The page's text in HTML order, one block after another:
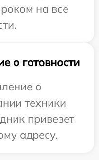
на все
о готовности
о
техники
привезет
адресу.